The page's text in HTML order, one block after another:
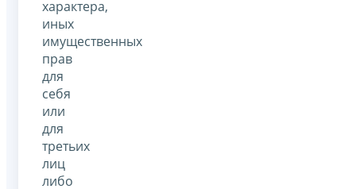
характера,
иных
имущественных
прав
для
себя
или
для
третьих
лиц
либо